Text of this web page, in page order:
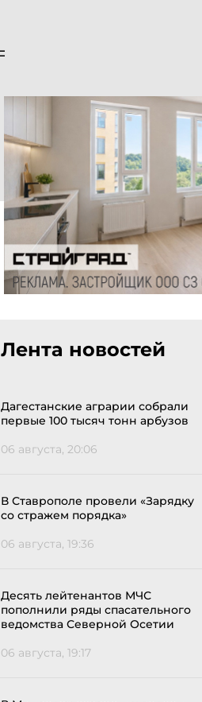
Лента новостей
Дагестанские аграрии собрали
первые 100 тысяч тонн арбузов
06 августа, 20:06
В Ставрополе провели «Зарядку
со стражем порядка»
06 августа, 19:36
Десять лейтенантов МЧС
пополнили ряды спасательного
ведомства Северной Осетии
06 августа, 19:17